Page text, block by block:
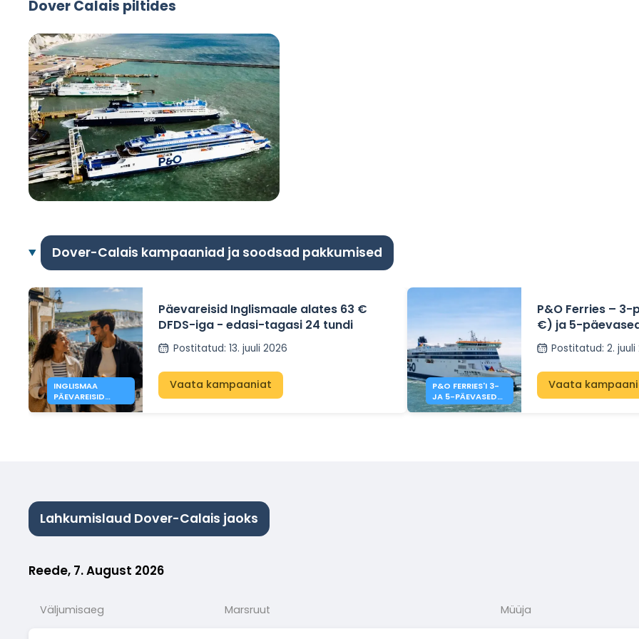
Dover Calais piltides
Dover-Calais kampaaniad ja soodsad pakkumised
INGLISMAA
PÄEVAREISID
ALATES 63 € -
Päevareisid Inglismaale alates 63 €
DFDS-iga - edasi-tagasi 24 tundi
Postitatud: 13. juuli 2026
Vaata kampaaniat
P&O FERRIES'I 3-
JA 5-PÄEVASED
ERIPAKKUMISED
P&O Ferries –
€) ja 5-
lühipuhkuse
Calais'sse
Postitatud:2.
Vaata
Lahkumislaud Dover-Calais jaoks
Reede, 7. August 2026
Väljumisaeg Marsruut Müüja